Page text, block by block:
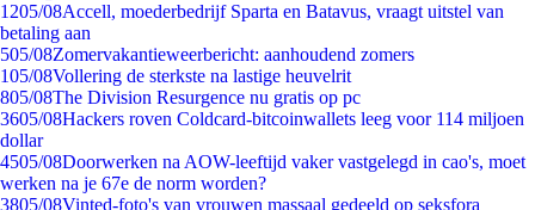
1205/08Accell, moederbedrijf Sparta en Batavus, vraagt uitstel van
betaling aan
505/08Zomervakantieweerbericht: aanhoudend zomers
105/08Vollering de sterkste na lastige heuvelrit
805/08The Division Resurgence nu gratis op pc
3605/08Hackers roven Coldcard-bitcoinwallets leeg voor 114 miljoen
dollar
4505/08Doorwerken na AOW-leeftijd vaker vastgelegd in cao's, moet
werken na je 67e de norm worden?
3805/08Vinted-foto's van vrouwen massaal gedeeld op seksfora